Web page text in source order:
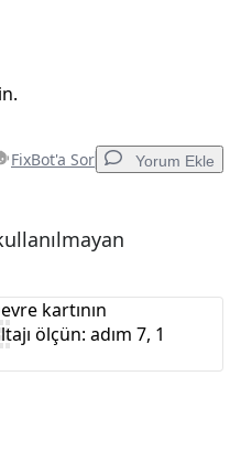
FixBot'a Sor Yorum Ekle
Ekle